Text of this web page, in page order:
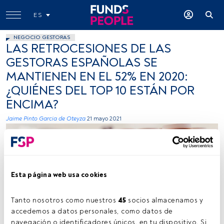
Esta página web usa cookies
Tanto nosotros como nuestros 45 socios almacenamos y
accedemos a datos personales, como datos de
navegación o identificadores únicos, en tu dispositivo. Si
ES
NEGOCIO GESTORAS
LAS RETROCESIONES DE LAS
GESTORAS ESPAÑOLAS SE
MANTIENEN EN EL 52% EN 2020:
¿QUIÉNES DEL TOP 10 ESTÁN POR
ENCIMA?
Jaime Pinto Garcia de Oteyza 21 mayo 2021
Photo by David Kristianto on Unsplash